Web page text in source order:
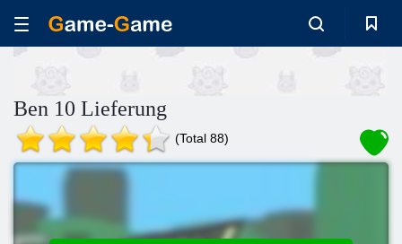
Ben 10 Lieferung
(Total 88)